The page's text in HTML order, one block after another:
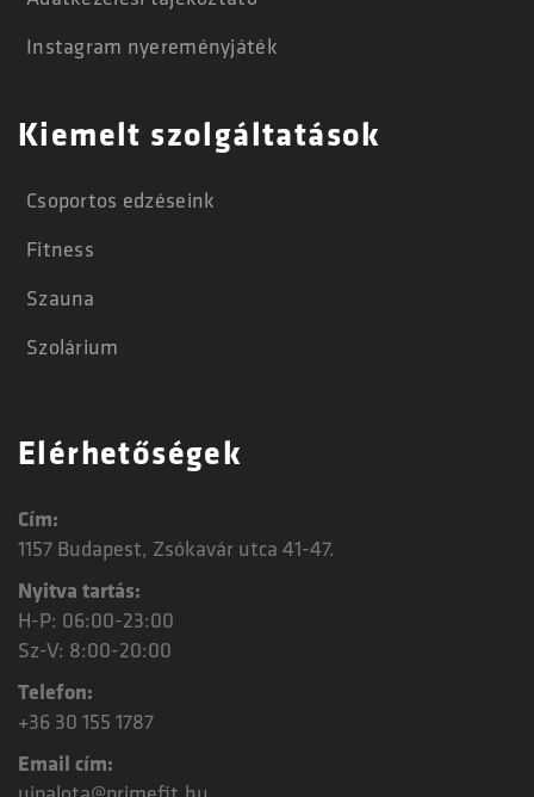
Instagram nyereményjáték
Kiemelt szolgáltatások
Csoportos edzéseink
Fitness
Szauna
Szolárium
Elérhetőségek
Cím:
1157 Budapest, Zsókavár utca 41-47.
Nyitva tartás:
H-P: 06:00-23:00
Sz-V: 8:00-20:00
Telefon:
+36 30 155 1787
Email cím: